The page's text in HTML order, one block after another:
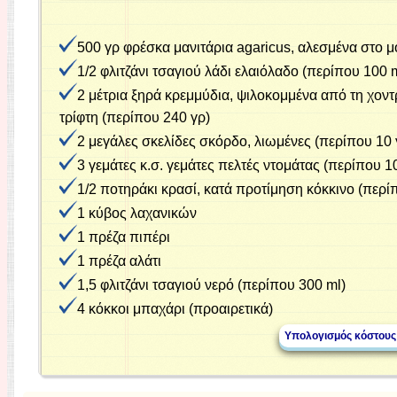
500 γρ φρέσκα μανιτάρια agaricus, αλεσμένα στο
1/2 φλιτζάνι τσαγιού λάδι ελαιόλαδο (περίπου 100
2 μέτρια ξηρά κρεμμύδια, ψιλοκομμένα από τη
τρίφτη (περίπου 240 γρ)
2 μεγάλες σκελίδες σκόρδο, λιωμένες (περίπου 10
3 γεμάτες κ.σ. γεμάτες πελτές ντομάτας (περίπου
1/2 ποτηράκι κρασί, κατά προτίμηση κόκκινο
1 κύβος λαχανικών
1 πρέζα πιπέρι
1 πρέζα αλάτι
1,5 φλιτζάνι τσαγιού νερό (περίπου 300 ml)
4 κόκκοι μπαχάρι (προαιρετικά)